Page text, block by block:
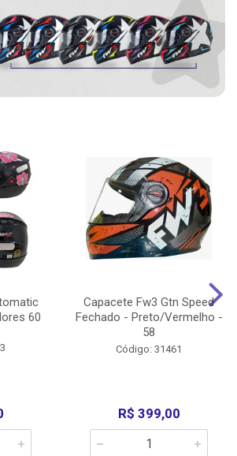
60
Capacete Fw3 Gtn Speed
Fechado - Preto/Vermelho -
58
Código: 31461
R$ 399,00